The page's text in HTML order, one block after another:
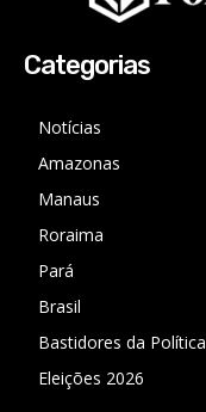
Categorias
Notícias
Amazonas
Manaus
Roraima
Pará
Brasil
Bastidores da Política
Eleições 2026